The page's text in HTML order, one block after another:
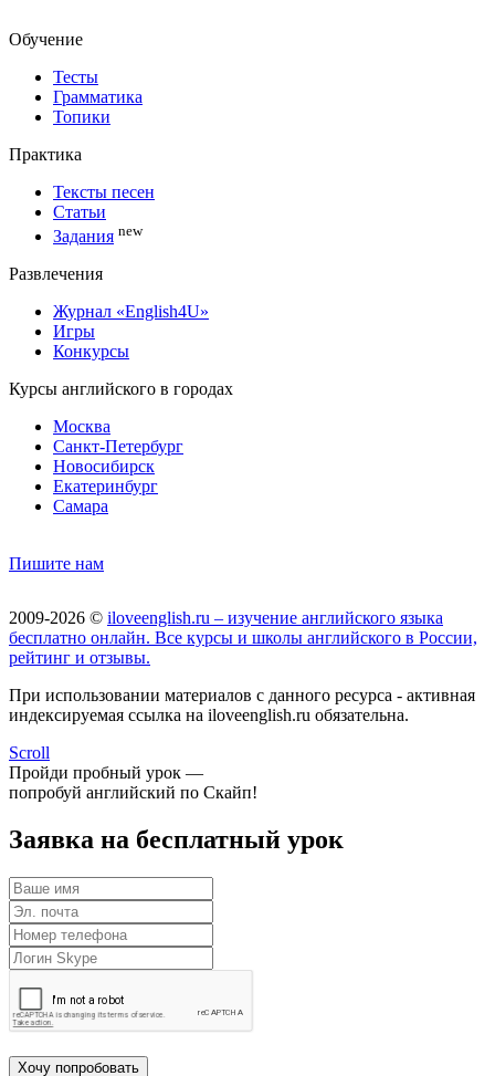
Обучение
Тесты
Грамматика
Топики
Практика
Тексты песен
Статьи
Задания new
Развлечения
Журнал «English4U»
Игры
Конкурсы
Курсы английского в городах
Москва
Санкт-Петербург
Новосибирск
Екатеринбург
Самара
Пишите нам
2009-2026 © iloveenglish.ru – изучение английского языка
бесплатно онлайн. Все курсы и школы английского в России,
рейтинг и отзывы.
При использовании материалов с данного ресурса - активная
индексируемая ссылка на iloveenglish.ru обязательна.
Scroll
Пройди пробный урок —
попробуй английский по Скайп!
Заявка на бесплатный урок